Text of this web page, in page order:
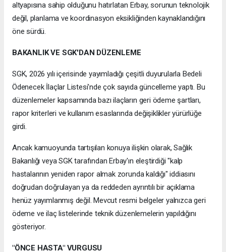
altyapısına sahip olduğunu hatırlatan Erbay, sorunun teknolojik
değil, planlama ve koordinasyon eksikliğinden kaynaklandığını
öne sürdü.
BAKANLIK VE SGK'DAN DÜZENLEME
SGK, 2026 yılı içerisinde yayımladığı çeşitli duyurularla Bedeli
Ödenecek İlaçlar Listesi'nde çok sayıda güncelleme yaptı. Bu
düzenlemeler kapsamında bazı ilaçların geri ödeme şartları,
rapor kriterleri ve kullanım esaslarında değişiklikler yürürlüğe
girdi.
Ancak kamuoyunda tartışılan konuya ilişkin olarak, Sağlık
Bakanlığı veya SGK tarafından Erbay'ın eleştirdiği "kalp
hastalarının yeniden rapor almak zorunda kaldığı" iddiasını
doğrudan doğrulayan ya da reddeden ayrıntılı bir açıklama
henüz yayımlanmış değil. Mevcut resmi belgeler yalnızca geri
ödeme ve ilaç listelerinde teknik düzenlemelerin yapıldığını
gösteriyor.
"ÖNCE HASTA" VURGUSU